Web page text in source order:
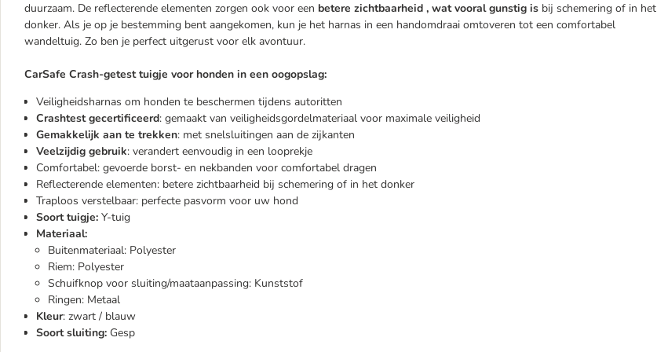
duurzaam. De reflecterende elementen zorgen ook voor een betere zichtbaarheid , wat vooral gunstig is bij schemering of in het
donker. Als je op je bestemming bent aangekomen, kun je het harnas in een handomdraai omtoveren tot een comfortabel
wandeltuig. Zo ben je perfect uitgerust voor elk avontuur.
CarSafe Crash-getest tuigje voor honden in een oogopslag:
Veiligheidsharnas om honden te beschermen tijdens autoritten
Crashtest gecertificeerd: gemaakt van veiligheidsgordelmateriaal voor maximale veiligheid
Gemakkelijk aan te trekken: met snelsluitingen aan de zijkanten
Veelzijdig gebruik: verandert eenvoudig in een looprekje
Comfortabel: gevoerde borst- en nekbanden voor comfortabel dragen
Reflecterende elementen: betere zichtbaarheid bij schemering of in het donker
Traploos verstelbaar: perfecte pasvorm voor uw hond
Soort tuigje: Y-tuig
Materiaal:
Buitenmateriaal: Polyester
Riem: Polyester
Schuifknop voor sluiting/maataanpassing: Kunststof
Ringen: Metaal
Kleur: zwart / blauw
Soort sluiting: Gesp